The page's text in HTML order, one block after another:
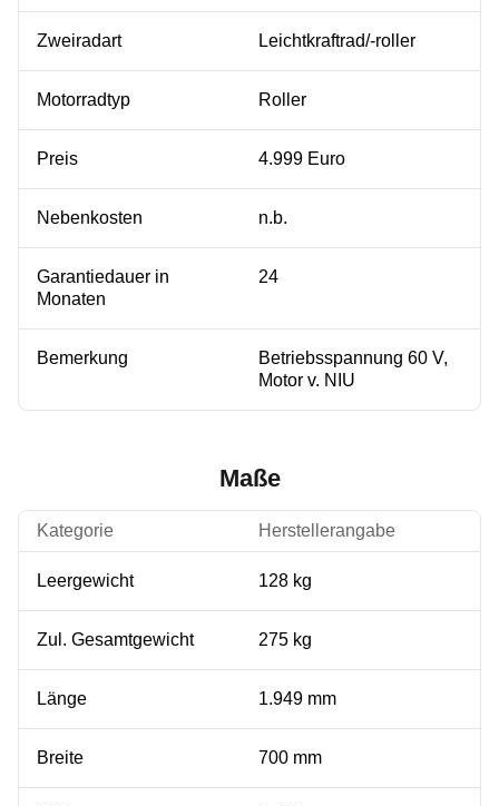
Zweiradart Leichtkraftrad/-roller
Motorradtyp Roller
Preis 4.999 Euro
Nebenkosten n.b.
Garantiedauer in
Monaten
24
Bemerkung
Betriebsspannung 60 V,
Motor v. NIU
Maße
Kategorie Herstellerangabe
Leergewicht 128 kg
Zul. Gesamtgewicht 275 kg
Länge 1.949 mm
Breite 700 mm